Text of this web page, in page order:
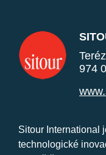
974
Sitour International
technologické